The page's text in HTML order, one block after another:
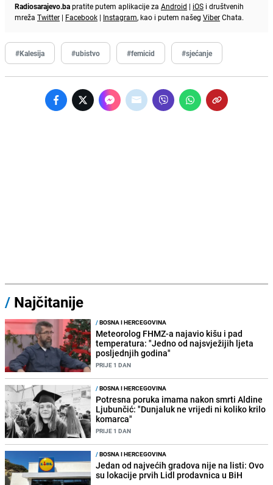
Radiosarajevo.bapratite putem aplikacije za Android | iOS i društvenih
mreža Twitter | Facebook | Instagram, kao i putem našeg ViberChata.
#Kalesija #ubistvo #femicid #sjećanje
/ Najčitanije
/BOSNA I HERCEGOVINA
Meteorolog FHMZ-a najavio kišu i pad
temperatura: "Jedno od najsvježijih ljeta
posljednjih godina"
PRIJE 1 DAN
/BOSNA I HERCEGOVINA
Potresna poruka imama nakon smrti Aldine
Ljubunčić: "Dunjaluk ne vrijedi ni koliko krilo
komarca"
PRIJE 1 DAN
/BOSNA I HERCEGOVINA
Jedan od najvećih gradova nije na listi: Ovo
su lokacije prvih Lidl prodavnica u BiH